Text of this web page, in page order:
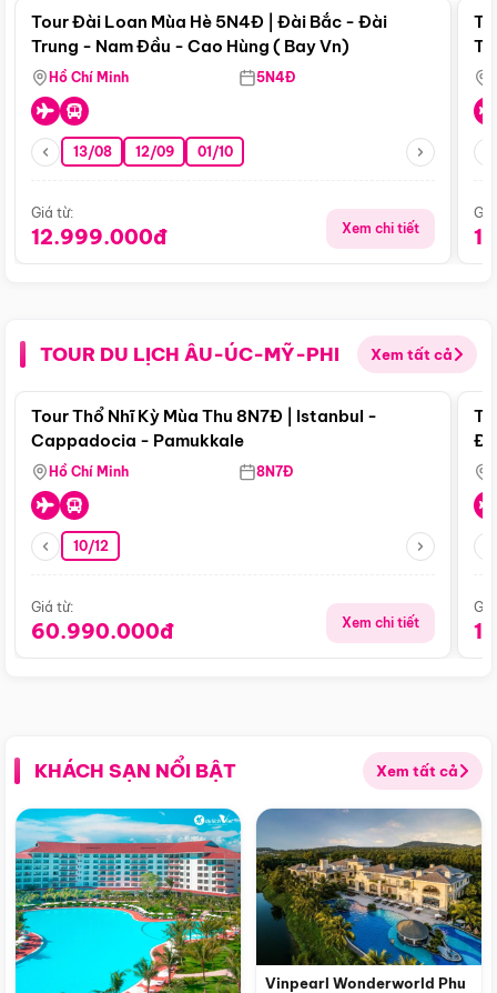
Tour Đài Loan Mùa Hè 5N4Đ | Đài Bắc - Đài
Trung - Nam Đầu - Cao Hùng ( Bay Vn)
Hồ Chí Minh 5N4Đ
13/08 12/09 01/10
Giá từ:
12.999.000đ Xem chi tiết
TOUR DU LỊCH ÂU-ÚC-MỸ-PHI Xem tất cả
Điểm nổi bật
Tour Thổ Nhĩ Kỳ Mùa Thu 8N7Đ | Istanbul -
Cappadocia - Pamukkale
Hồ Chí Minh 8N7Đ
10/12
Giá từ:
60.990.000đ Xem chi tiết
KHÁCH SẠN NỔI BẬT Xem tất cả
Vinpearl Wonderworld Phu